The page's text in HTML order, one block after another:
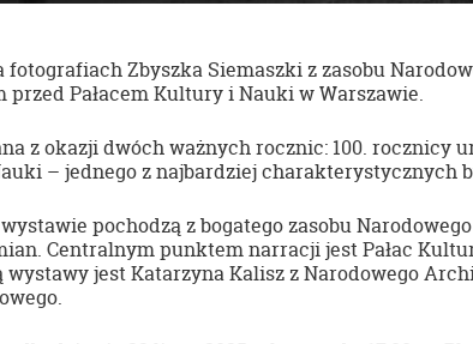
fotografiach Zbyszka Siemaszki z zasobu
Pałacem Kultury i Nauki w Warszawie.
z okazji dwóch ważnych rocznic: 100. rocznicy
– jednego z najbardziej charakterystycznych
pochodzą z bogatego zasobu
Centralnym punktem narracji jest Pałac
jest Katarzyna Kalisz z Narodowego